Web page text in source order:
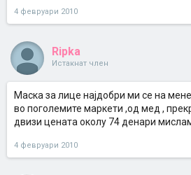
4 февруари 2010
Ripka
Истакнат член
Маска за лице најдобри ми се на
во поголемите маркети ,од мед ,
двизи цената околу 74 денари
4 февруари 2010